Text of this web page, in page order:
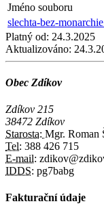
Jméno souboru
slechta-bez-
Platný od: 24.3.2025
Aktualizováno:
Obec Zdíkov
Zdíkov 215
38472 Zdíkov
Starosta: Mgr. Roman
Tel: 388 426 715
E-mail:
IDDS: pg7babg
Fakturační údaje